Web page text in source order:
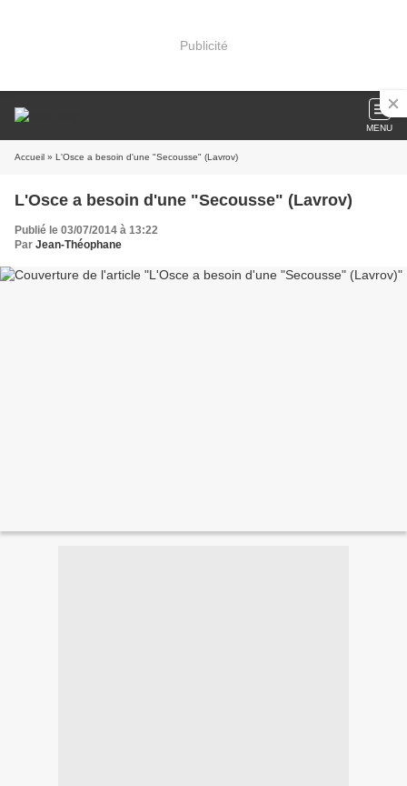
Publicité
MENU
Accueil » L'Osce a besoin d'une "Secousse" (Lavrov)
L'Osce a besoin d'une "Secousse" (Lavrov)
Publié le 03/07/2014 à 13:22
Par Jean-Théophane